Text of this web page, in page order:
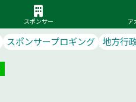
スポンサー ア
スポンサープロギング 地方行